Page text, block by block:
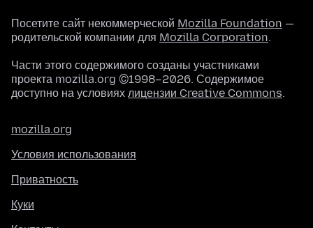
Посетите сайт некоммерческой Mozilla Foundation —
родительской компании для Mozilla Corporation.
Части этого содержимого созданы участниками
проекта mozilla.org ©1998–2026. Содержимое
доступно на условиях лицензии Creative Commons.
mozilla.org
Условия использования
Приватность
Куки